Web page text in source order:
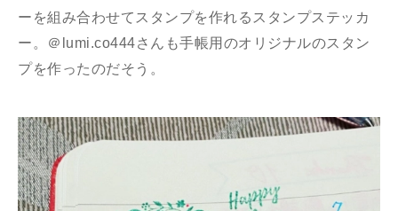
ーを組み合わせてスタンプを作れるスタンプステッカ
ー。＠lumi.co444さんも手帳用のオリジナルのスタン
プを作ったのだそう。